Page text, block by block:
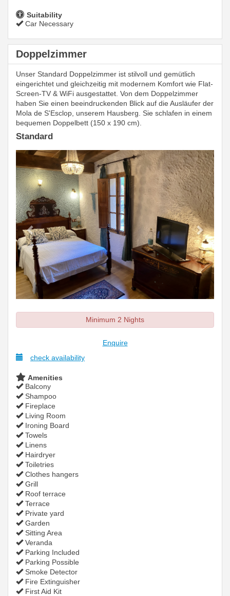
Suitability
Car Necessary
Doppelzimmer
Unser Standard Doppelzimmer ist stilvoll und gemütlich
eingerichtet und gleichzeitig mit modernem Komfort wie Flat-
Screen-TV & WiFi ausgestattet. Von dem Doppelzimmer
haben Sie einen beeindruckenden Blick auf die Ausläufer der
Mola de S'Esclop, unserem Hausberg. Sie schlafen in einem
bequemen Doppelbett (150 x 190 cm).
Standard
Previous Next
Minimum 2 Nights
Enquire
check availability
Amenities
Balcony
Shampoo
Fireplace
Living Room
Ironing Board
Towels
Linens
Hairdryer
Toiletries
Clothes hangers
Grill
Roof terrace
Terrace
Private yard
Garden
Sitting Area
Veranda
Parking Included
Parking Possible
Smoke Detector
Fire Extinguisher
First Aid Kit